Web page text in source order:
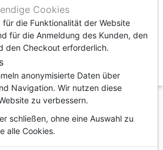
Suche
Erbauung, Wachstum
que nous tolérons -
Cookies
für die Funktionalität der Website
für die Anmeldung des Kunden, den
den Checkout erforderlich.
anonymisierte Daten über
Navigation. Wir nutzen diese
zu verbessern.
schließen, ohne eine Auswahl zu
alle Cookies.